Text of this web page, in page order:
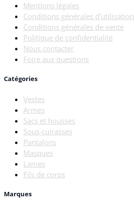
Mentions légales
Conditions générales d'utilisation
Conditions générales de vente
Politique de confidentialité
Nous contacter
Foire aux questions
Catégories
Vestes
Armes
Sacs et housses
Sous-cuirasses
Pantalons
Masques
Lames
Fils de corps
Marques